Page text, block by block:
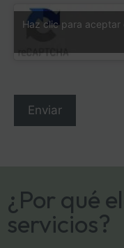
Haz clic para
Enviar
¿Por qué
servicios?